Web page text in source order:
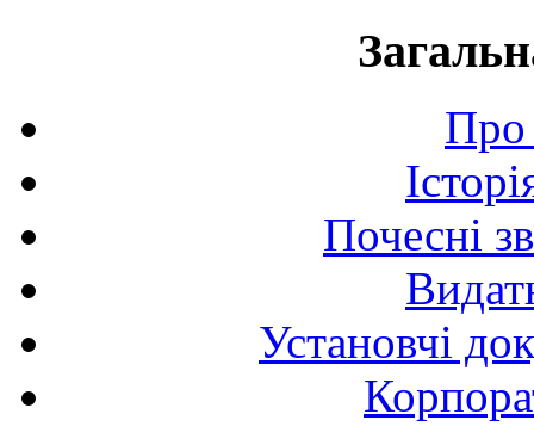
Про
Почесні
Установчі